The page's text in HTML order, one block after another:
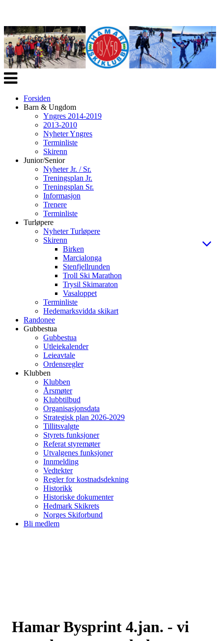
Veksle
navigasjon
Forsiden
Barn & Ungdom
Yngres 2014-2019
2013-2010
Nyheter Yngres
Terminliste
Skirenn
Junior/Senior
Nyheter Jr. / Sr.
Treningsplan Jr.
Treningsplan Sr.
Informasjon
Trenere
Terminliste
Turløpere
Nyheter Turløpere
Skirenn
Birken
Marcialonga
Stenfjellrunden
Troll Ski Marathon
Trysil Skimaraton
Vasaloppet
Terminliste
Hedemarksvidda skikart
Randonee
Gubbestua
Gubbestua
Utleiekalender
Leieavtale
Ordensregler
Klubben
Klubben
Årsmøter
Klubbtilbud
Organisasjonsdata
Strategisk plan 2026-2029
Tillitsvalgte
Styrets funksjoner
Referat styremøter
Utvalgenes funksjoner
Innmelding
Vedtekter
Regler for kostnadsdekning
Historikk
Historiske dokumenter
Hedmark Skikrets
Norges Skiforbund
Bli medlem
Hamar Bysprint 4.jan. - vi